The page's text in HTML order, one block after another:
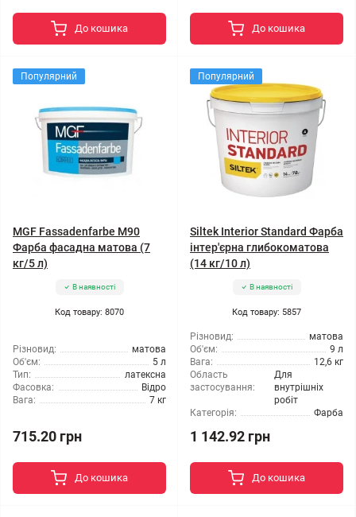
До кошика До кошика
Популярний
MGF Fassadenfarbe М90
Фарба фасадна матова (7
кг/5 л)
В наявності
Код товару: 8070
Різновид:
матова
Об'єм:
5 л
Тип:
латексна
Фасовка:
Відро
Вага:
7 кг
715.20 грн
До кошика
Популярний
Siltek Interior Standard Фарба
інтер'єрна глибокоматова
(14 кг/10 л)
В наявності
Код товару: 5857
Різновид:
матова
Об'єм:
9 л
Вага:
12,6 кг
Область
застосування:
Для
внутрішніх
робіт
Категорія:
Фарба
1 142.92 грн
До кошика